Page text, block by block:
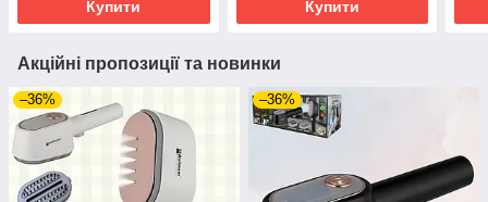
Купити Купити
Акційні пропозиції та новинки
–36% –36%